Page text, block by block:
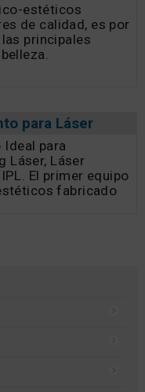
estéticos
de calidad, es por
principales
para Láser
para
Láser, Láser
El primer equipo
fabricado